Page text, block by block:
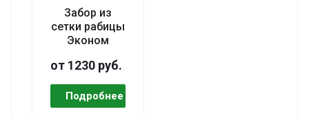
Забор из
сетки рабицы
Эконом
от 1230 руб.